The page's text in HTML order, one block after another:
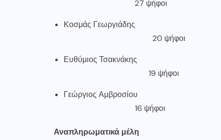
27 ψήφοι
Κοσμάς Γεωργιάδης
20 ψήφοι
Ευθύμιος Τσακνάκης
19 ψήφοι
Γεώργιος Αμβροσίου
16 ψήφοι
Αναπληρωματικά μέλη